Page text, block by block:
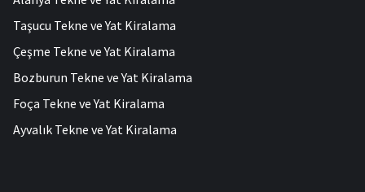
Taşucu Tekne ve Yat Kiralama
Çeşme Tekne ve Yat Kiralama
Bozburun Tekne ve Yat Kiralama
Foça Tekne ve Yat Kiralama
Ayvalık Tekne ve Yat Kiralama